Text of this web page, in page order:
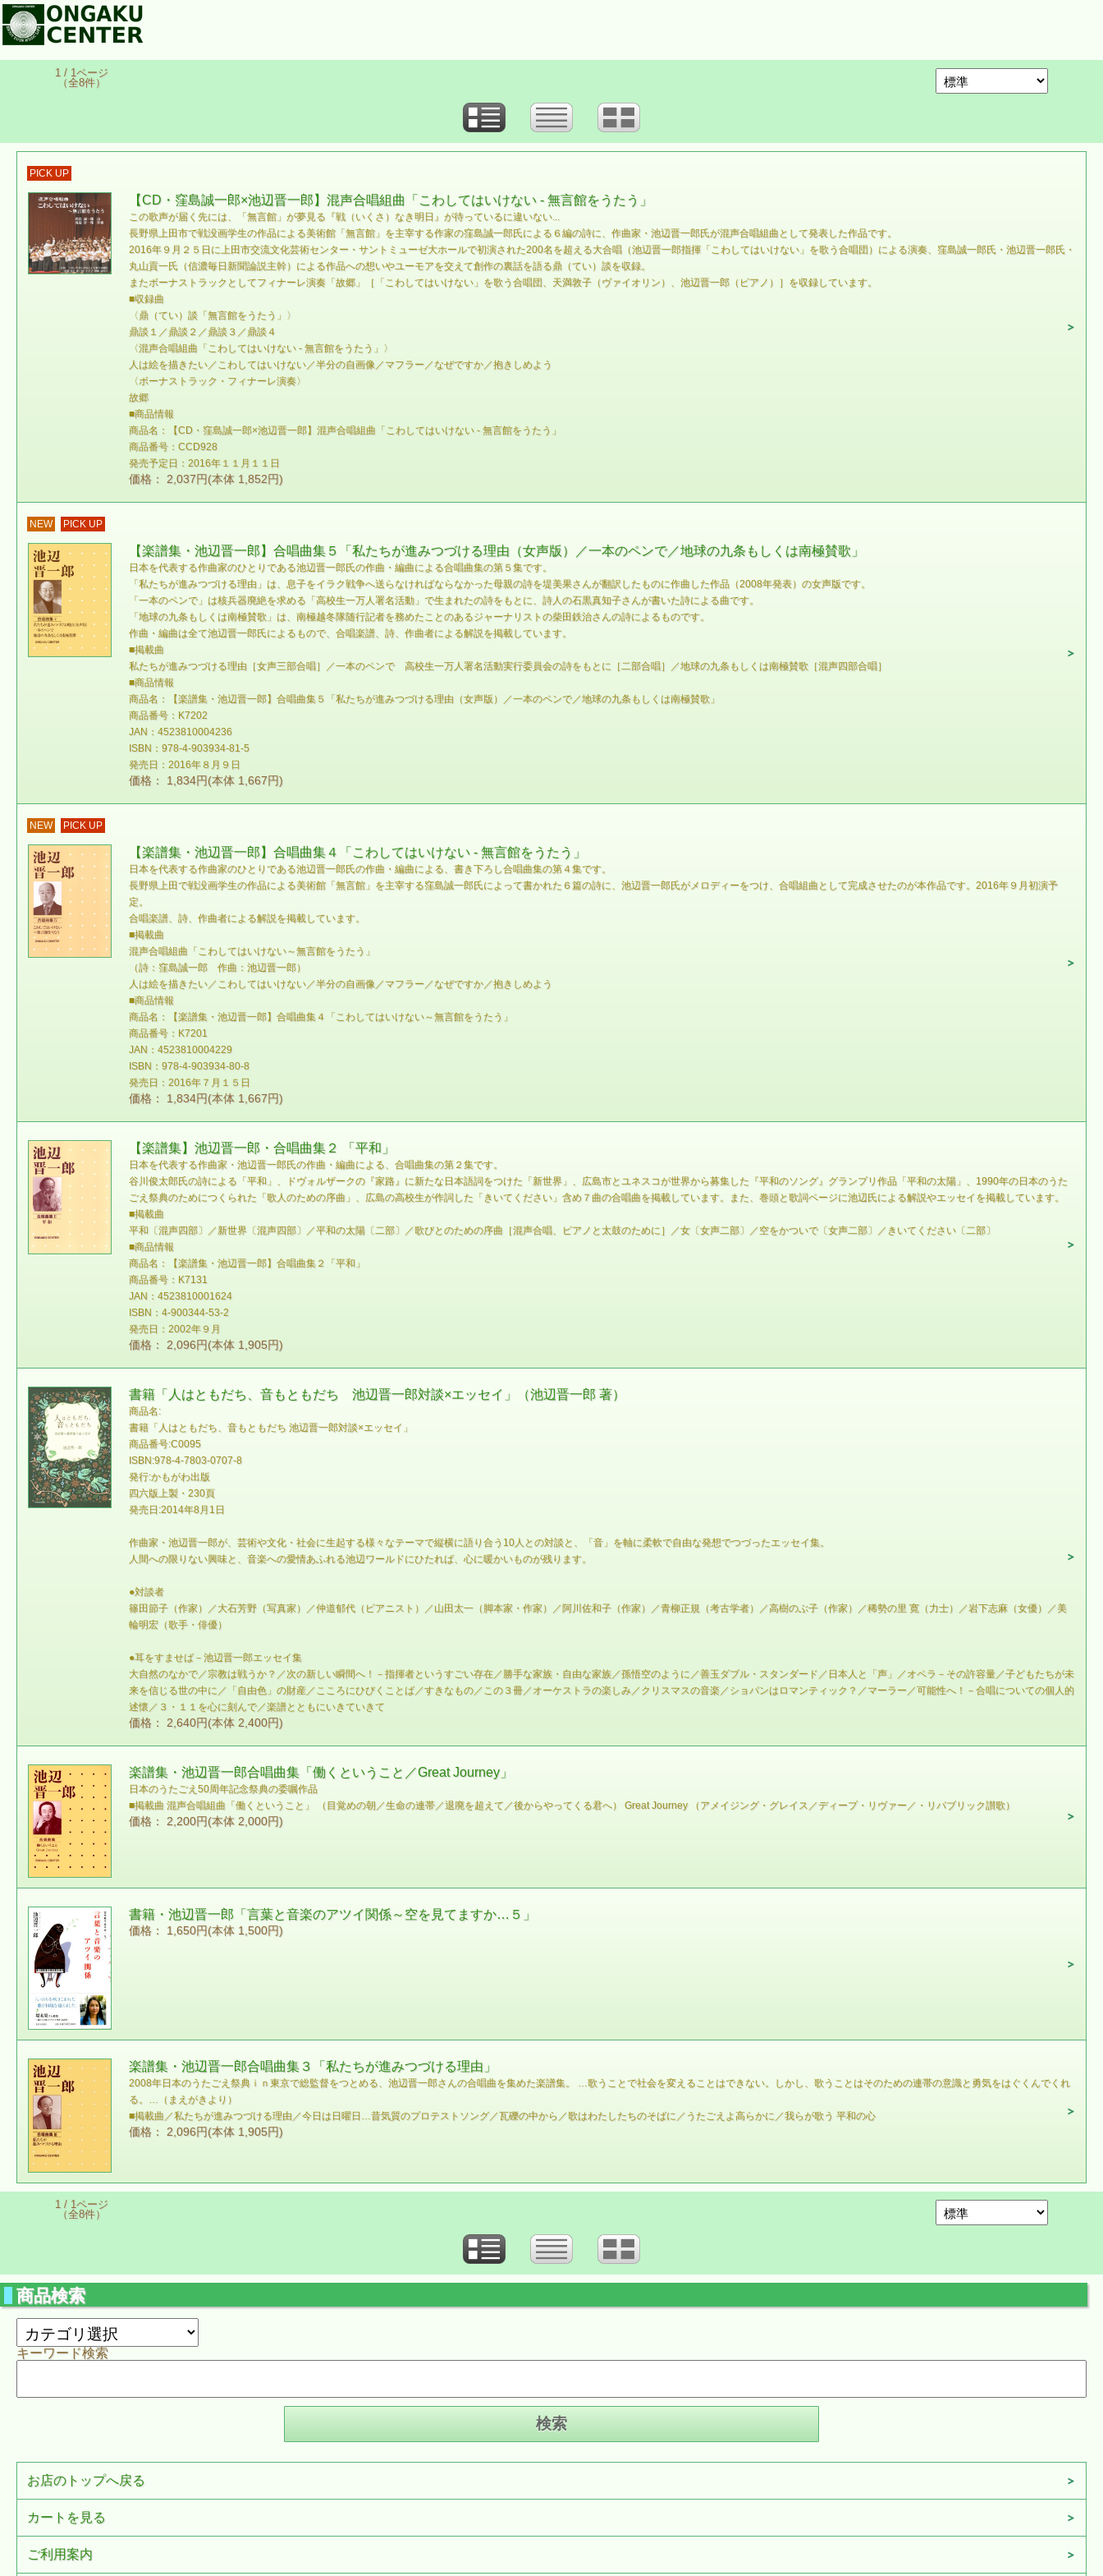
1 / 1ページ
（全8件）
PICK UP
【CD・窪島誠一郎×池辺晋一郎】混声合唱組曲「こわしてはいけない - 無言館をうたう」
この歌声が届く先には、「無言館」が夢見る『戦（いくさ）なき明日』が待っているに違いない...
長野県上田市で戦没画学生の作品による美術館「無言館」を主宰する作家の窪島誠一郎氏による６編の詩に、作曲家・池辺晋一郎氏が混声合唱組曲として発表した作品です。
2016年９月２５日に上田市交流文化芸術センター・サントミューゼ大ホールで初演された200名を超える大合唱（池辺晋一郎指揮「こわしてはいけない」を歌う合唱団）による演奏、窪島誠一郎氏・池辺晋一郎氏・
丸山貢一氏（信濃毎日新聞論説主幹）による作品への想いやユーモアを交えて創作の裏話を語る鼎（てい）談を収録。
またボーナストラックとしてフィナーレ演奏「故郷」［「こわしてはいけない」を歌う合唱団、天満敦子（ヴァイオリン）、池辺晋一郎（ピアノ）］を収録しています。
■収録曲
〈鼎（てい）談「無言館をうたう」〉
鼎談１／鼎談２／鼎談３／鼎談４
〈混声合唱組曲「こわしてはいけない - 無言館をうたう」〉
人は絵を描きたい／こわしてはいけない／半分の自画像／マフラー／なぜですか／抱きしめよう
〈ボーナストラック・フィナーレ演奏〉
故郷
■商品情報
商品名：【CD・窪島誠一郎×池辺晋一郎】混声合唱組曲「こわしてはいけない - 無言館をうたう」
商品番号：CCD928
発売予定日：2016年１１月１１日
価格： 2,037円(本体 1,852円)
NEW PICK UP
【楽譜集・池辺晋一郎】合唱曲集５「私たちが進みつづける理由（女声版）／一本のペンで／地球の九条もしくは南極賛歌」
日本を代表する作曲家のひとりである池辺晋一郎氏の作曲・編曲による合唱曲集の第５集です。
「私たちが進みつづける理由」は、息子をイラク戦争へ送らなければならなかった母親の詩を堤美果さんが翻訳したものに作曲した作品（2008年発表）の女声版です。
「一本のペンで」は核兵器廃絶を求める「高校生一万人署名活動」で生まれたの詩をもとに、詩人の石黒真知子さんが書いた詩による曲です。
「地球の九条もしくは南極賛歌」は、南極越冬隊随行記者を務めたことのあるジャーナリストの柴田鉄治さんの詩によるものです。
作曲・編曲は全て池辺晋一郎氏によるもので、合唱楽譜、詩、作曲者による解説を掲載しています。
■掲載曲
私たちが進みつづける理由［女声三部合唱］／一本のペンで 高校生一万人署名活動実行委員会の詩をもとに［二部合唱］／地球の九条もしくは南極賛歌［混声四部合唱］
■商品情報
商品名：【楽譜集・池辺晋一郎】合唱曲集５「私たちが進みつづける理由（女声版）／一本のペンで／地球の九条もしくは南極賛歌」
商品番号：K7202
JAN：4523810004236
ISBN：978-4-903934-81-5
発売日：2016年８月９日
価格： 1,834円(本体 1,667円)
NEW PICK UP
【楽譜集・池辺晋一郎】合唱曲集４「こわしてはいけない - 無言館をうたう」
日本を代表する作曲家のひとりである池辺晋一郎氏の作曲・編曲による、書き下ろし合唱曲集の第４集です。
長野県上田で戦没画学生の作品による美術館「無言館」を主宰する窪島誠一郎氏によって書かれた６篇の詩に、池辺晋一郎氏がメロディーをつけ、合唱組曲として完成させたのが本作品です。2016年９月初演予
定。
合唱楽譜、詩、作曲者による解説を掲載しています。
■掲載曲
混声合唱組曲「こわしてはいけない～無言館をうたう」
（詩：窪島誠一郎 作曲：池辺晋一郎）
人は絵を描きたい／こわしてはいけない／半分の自画像／マフラー／なぜですか／抱きしめよう
■商品情報
商品名：【楽譜集・池辺晋一郎】合唱曲集４「こわしてはいけない～無言館をうたう」
商品番号：K7201
JAN：4523810004229
ISBN：978-4-903934-80-8
発売日：2016年７月１５日
価格： 1,834円(本体 1,667円)
【楽譜集】池辺晋一郎・合唱曲集２ 「平和」
日本を代表する作曲家・池辺晋一郎氏の作曲・編曲による、合唱曲集の第２集です。
谷川俊太郎氏の詩による「平和」、ドヴォルザークの『家路』に新たな日本語詞をつけた「新世界」、広島市とユネスコが世界から募集した『平和のソング』グランプリ作品「平和の太陽」、1990年の日本のうた
ごえ祭典のためにつくられた「歌人のための序曲」、広島の高校生が作詞した「きいてください」含め７曲の合唱曲を掲載しています。また、巻頭と歌詞ページに池辺氏による解説やエッセイを掲載しています。
■掲載曲
平和〔混声四部〕／新世界〔混声四部〕／平和の太陽〔二部〕／歌びとのための序曲［混声合唱、ピアノと太鼓のために］／女〔女声二部〕／空をかついで〔女声二部〕／きいてください〔二部〕
■商品情報
商品名：【楽譜集・池辺晋一郎】合唱曲集２「平和」
商品番号：K7131
JAN：4523810001624
ISBN：4-900344-53-2
発売日：2002年９月
価格： 2,096円(本体 1,905円)
書籍「人はともだち、音もともだち 池辺晋一郎対談×エッセイ」（池辺晋一郎 著）
商品名:
書籍「人はともだち、音もともだち 池辺晋一郎対談×エッセイ」
商品番号:C0095
ISBN:978-4-7803-0707-8
発行:かもがわ出版
四六版上製・230頁
発売日:2014年8月1日
作曲家・池辺晋一郎が、芸術や文化・社会に生起する様々なテーマで縦横に語り合う10人との対談と、「音」を軸に柔軟で自由な発想でつづったエッセイ集。
人間への限りない興味と、音楽への愛情あふれる池辺ワールドにひたれば、心に暖かいものが残ります。
●対談者
篠田節子（作家）／大石芳野（写真家）／仲道郁代（ピアニスト）／山田太一（脚本家・作家）／阿川佐和子（作家）／青柳正規（考古学者）／高樹のぶ子（作家）／稀勢の里 寛（力士）／岩下志麻（女優）／美
輪明宏（歌手・俳優）
●耳をすませば－池辺晋一郎エッセイ集
大自然のなかで／宗教は戦うか？／次の新しい瞬間へ！－指揮者というすごい存在／勝手な家族・自由な家族／孫悟空のように／善玉ダブル・スタンダード／日本人と「声」／オペラ－その許容量／子どもたちが未
来を信じる世の中に／「自由色」の財産／こころにひびくことば／すきなもの／この３冊／オーケストラの楽しみ／クリスマスの音楽／ショパンはロマンティック？／マーラー／可能性へ！－合唱についての個人的
述懷／３・１１を心に刻んで／楽譜とともにいきていきて
価格： 2,640円(本体 2,400円)
楽譜集・池辺晋一郎合唱曲集「働くということ／Great Journey」
日本のうたごえ50周年記念祭典の委嘱作品
■掲載曲 混声合唱組曲「働くということ」 （目覚めの朝／生命の連帯／退廃を超えて／後からやってくる君へ） Great Journey （アメイジング・グレイス／ディープ・リヴァー／・リパブリック讃歌）
価格： 2,200円(本体 2,000円)
書籍・池辺晋一郎「言葉と音楽のアツイ関係～空を見てますか…５」
価格： 1,650円(本体 1,500円)
楽譜集・池辺晋一郎合唱曲集３「私たちが進みつづける理由」
2008年日本のうたごえ祭典ｉｎ東京で総監督をつとめる、池辺晋一郎さんの合唱曲を集めた楽譜集。 …歌うことで社会を変えることはできない。しかし、歌うことはそのための連帯の意識と勇気をはぐくんでくれ
る。…（まえがきより）
■掲載曲／私たちが進みつづける理由／今日は日曜日…昔気質のプロテストソング／瓦礫の中から／歌はわたしたちのそばに／うたごえよ高らかに／我らが歌う 平和の心
価格： 2,096円(本体 1,905円)
1 / 1ページ
（全8件）
商品検索
キーワード検索
お店のトップへ戻る
カートを見る
ご利用案内